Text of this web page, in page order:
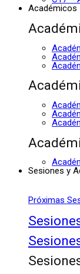
Académicos
Sesiones y
Próximas